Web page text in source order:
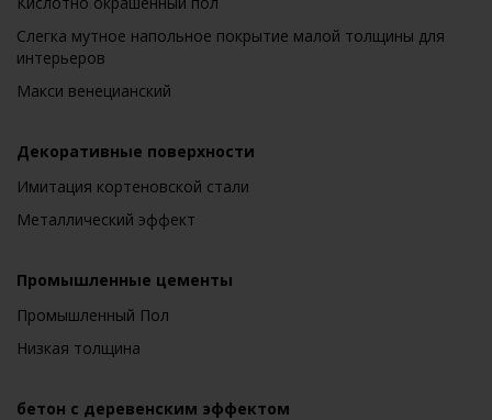
Слегка мутное напольное покрытие малой толщины для
интерьеров
Макси венецианский
Декоративные поверхности
Имитация кортеновской стали
Металлический эффект
Промышленные цементы
Промышленный Пол
Низкая толщина
бетон с деревенским эффектом